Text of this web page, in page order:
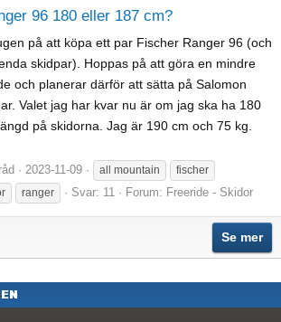
96 180 eller 187 cm?
på att köpa ett par Fischer Ranger 96 (och
skidpar). Hoppas på att göra en mindre
och planerar därför att sätta på Salomon
Valet jag har kvar nu är om jag ska ha 180
på skidorna. Jag är 190 cm och 75 kg.
2023-11-09 all mountain
fischer
ranger Svar: 11 Forum: Freeride - Skidor
Se mer